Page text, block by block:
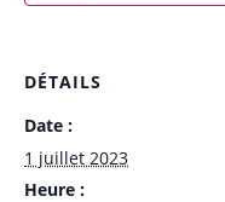
DÉTAILS
Date :
1 juillet 2023
Heure :